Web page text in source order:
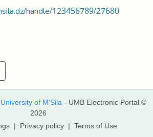
handle/123456789/27680
University of M'Sila - UMB Electronic Portal ©
2026
| Privacy policy | Terms of Use